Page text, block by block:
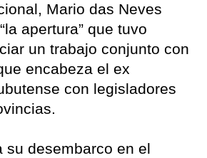
Mario das Neves
apertura” que tuvo
un trabajo conjunto con
encabeza el ex
con legisladores
su desembarco en el